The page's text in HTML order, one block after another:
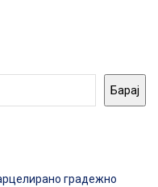
Барај
градежно